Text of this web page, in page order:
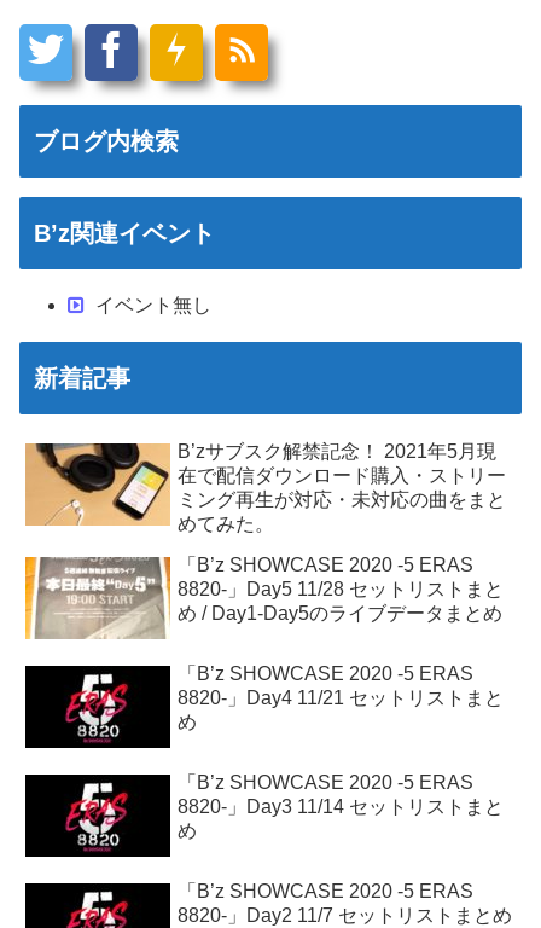
ブログ内検索
B’z関連イベント
イベント無し
新着記事
B’zサブスク解禁記念！ 2021年5月現
在で配信ダウンロード購入・ストリー
ミング再生が対応・未対応の曲をまと
めてみた。
「B’z SHOWCASE 2020 -5 ERAS
8820-」Day5 11/28 セットリストまと
め / Day1-Day5のライブデータまとめ
「B’z SHOWCASE 2020 -5 ERAS
8820-」Day4 11/21 セットリストまと
め
「B’z SHOWCASE 2020 -5 ERAS
8820-」Day3 11/14 セットリストまと
め
「B’z SHOWCASE 2020 -5 ERAS
8820-」Day2 11/7 セットリストまとめ